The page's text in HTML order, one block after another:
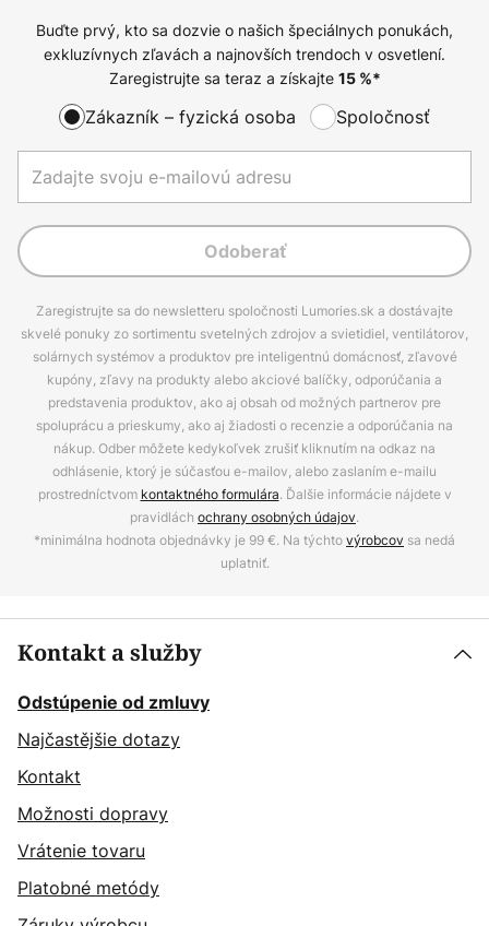
Buďte prvý, kto sa dozvie o našich špeciálnych ponukách,
exkluzívnych zľavách a najnovších trendoch v osvetlení.
Zaregistrujte sa teraz a získajte 15%*
Zákazník – fyzická osoba Spoločnosť
Odoberať
Zaregistrujte sa do newsletteru spoločnosti Lumories.sk a dostávajte
skvelé ponuky zo sortimentu svetelných zdrojov a svietidiel, ventilátorov,
solárnych systémov a produktov pre inteligentnú domácnosť, zľavové
kupóny, zľavy na produkty alebo akciové balíčky, odporúčania a
predstavenia produktov, ako aj obsah od možných partnerov pre
spoluprácu a prieskumy, ako aj žiadosti o recenzie a odporúčania na
nákup. Odber môžete kedykoľvek zrušiť kliknutím na odkaz na
odhlásenie, ktorý je súčasťou e-mailov, alebo zaslaním e-mailu
prostredníctvom kontaktného formulára. Ďalšie informácie nájdete v
pravidlách ochrany osobných údajov.
*minimálna hodnota objednávky je 99 €. Na týchtovýrobcov sa nedá
uplatniť.
Kontakt a služby
Odstúpenie od zmluvy
Najčastějšie dotazy
Kontakt
Možnosti dopravy
Vrátenie tovaru
Platobné metódy